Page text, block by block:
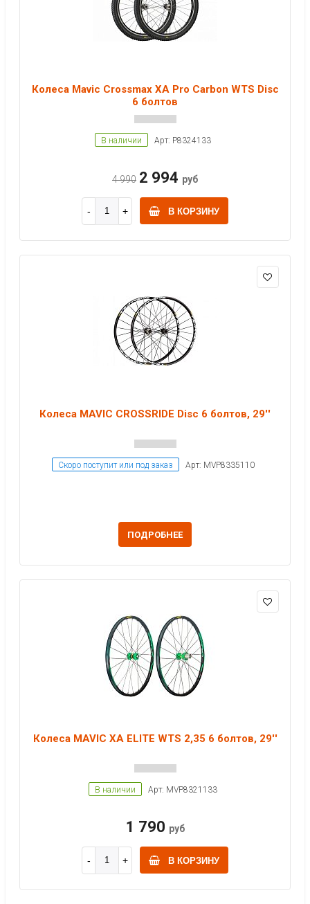
Колеса Mavic Crossmax XA Pro Carbon WTS Disc
6 болтов
В наличии Арт: P8324133
4 990 2 994 руб
В КОРЗИНУ
Колеса MAVIC CROSSRIDE Disc 6 болтов, 29''
Скоро поступит или под заказ Арт: MVP8335110
ПОДРОБНЕЕ
Колеса MAVIC XA ELITE WTS 2,35 6 болтов, 29''
В наличии Арт: MVP8321133
1 790 руб
В КОРЗИНУ